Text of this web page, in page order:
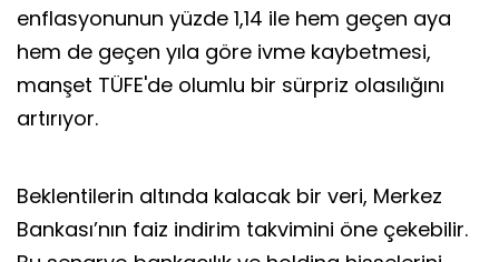
enflasyonunun yüzde 1,14 ile hem geçen aya
hem de geçen yıla göre ivme kaybetmesi,
manşet TÜFE'de olumlu bir sürpriz olasılığını
artırıyor.
Beklentilerin altında kalacak bir veri, Merkez
Bankası’nın faiz indirim takvimini öne çekebilir.